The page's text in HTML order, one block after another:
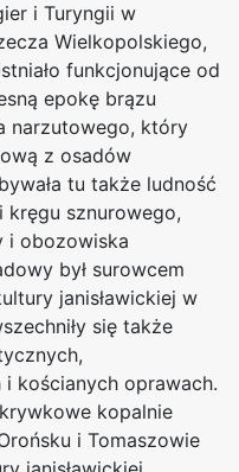
i Turyngii w
Wielkopolskiego,
funkcjonujące od
epokę brązu
narzutowego, który
z osadów
tu także ludność
sznurowego,
i obozowiska
był surowcem
janisławickiej w
się także
kościanych oprawach.
kopalnie
i Tomaszowie